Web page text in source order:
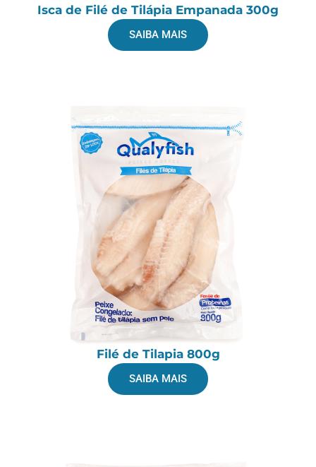
Isca de Filé de Tilápia Empanada 300g
SAIBA MAIS
Filé de Tilapia 800g
SAIBA MAIS